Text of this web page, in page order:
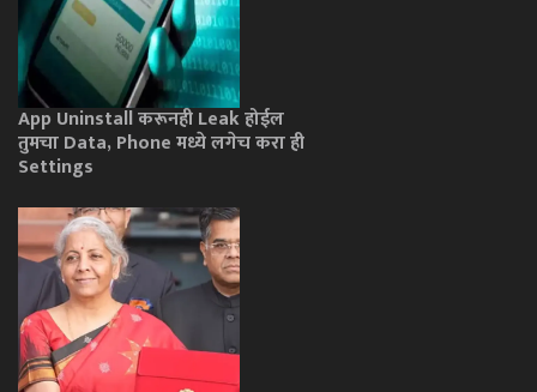
App Uninstall करूनही Leak होईल
तुमचा Data, Phone मध्ये लगेच करा ही
Settings